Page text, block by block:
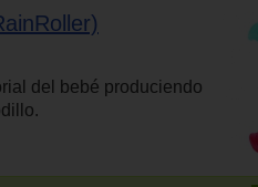
del bebé produciendo